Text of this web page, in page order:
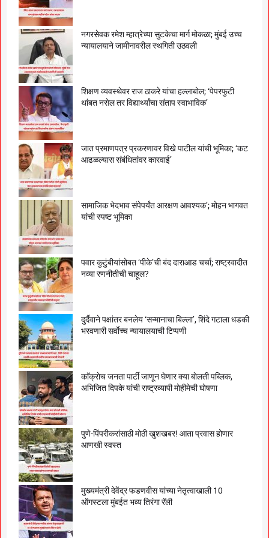
नगरसेवक रमेश म्हात्रेच्या सुटकेचा मार्ग मोकळा; मुंबई उच्च
न्यायालयाने जामीनावरील स्थगिती उठवली
शिक्षण व्यवस्थेवर राज ठाकरे यांचा हल्लाबोल; ‘पेपरफुटी
थांबत नसेल तर विद्यार्थ्यांचा संताप स्वाभाविक’
जात प्रमाणपत्र प्रकरणावर विखे पाटील यांची भूमिका; ‘कट
आढळल्यास संबंधितांवर कारवाई’
सामाजिक भेदभाव संपेपर्यंत आरक्षण आवश्यक’; मोहन भागवत
यांची स्पष्ट भूमिका
पवार कुटुंबीयांसोबत ‘पीके’ची बंद दाराआड चर्चा; राष्ट्रवादीत
नव्या रणनीतीची चाहूल?
दुर्दैवाने पक्षांतर बनलेय ‘सन्मानाचा बिल्ला’, शिंदे गटाला धडकी
भरवणारी सर्वाेच्च न्यायालयाची टिप्पणी
काॅक्राेच जनता पार्टी जाणून घेणार क्या बाेलती पब्लिक,
अभिजित दिपके यांची राष्ट्रव्यापी माेहीमेची घाेषणा
पुणे-पिंपरीकरांसाठी मोठी खुशखबर! आता प्रवास होणार
आणखी स्वस्त
मुख्यमंत्री देवेंद्र फडणवीस यांच्या नेतृत्वाखाली 10
ऑगस्टला मुंबईत भव्य तिरंगा रॅली